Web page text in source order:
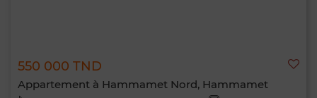
550 000 TND
Appartement à Hammamet Nord, Hammamet